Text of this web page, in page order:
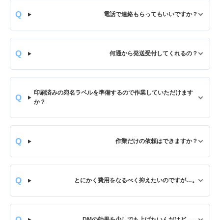
電話で連絡もらってもいいですか？
何通から発送受付してくれるの？
印刷済みの宛名ラベルを準備するので作業していただけます
か？
作業だけの依頼はできますか？
とにかく費用をなるべく抑えたいのですが…。